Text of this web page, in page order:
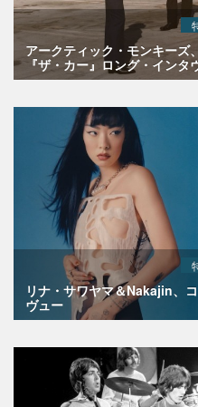
アークティック・モンキーズ
『ザ・カー』ロング・インタ
リナ・サワヤマ＆Nakajin、
ヴュー